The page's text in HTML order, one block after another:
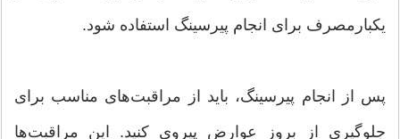
یکبارمصرف برای انجام پیرسینگ استفاده شود.
پس از انجام پیرسینگ، باید از مراقبت‌های مناسب برای
جلوگیری از بروز عوارض پیروی کنید. این مراقبت‌ها